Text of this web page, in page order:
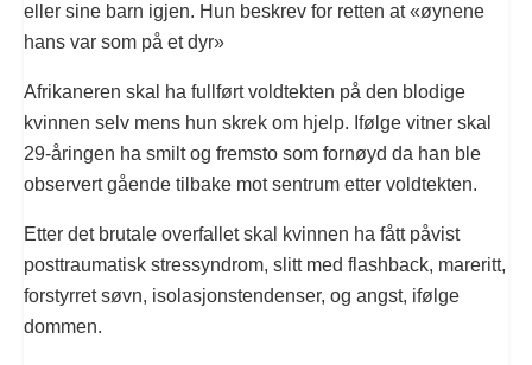
eller sine barn igjen. Hun beskrev for retten at «øynene
hans var som på et dyr»
Afrikaneren skal ha fullført voldtekten på den blodige
kvinnen selv mens hun skrek om hjelp. Ifølge vitner skal
29-åringen ha smilt og fremsto som fornøyd da han ble
observert gående tilbake mot sentrum etter voldtekten.
Etter det brutale overfallet skal kvinnen ha fått påvist
posttraumatisk stressyndrom, slitt med flashback, mareritt,
forstyrret søvn, isolasjonstendenser, og angst, ifølge
dommen.